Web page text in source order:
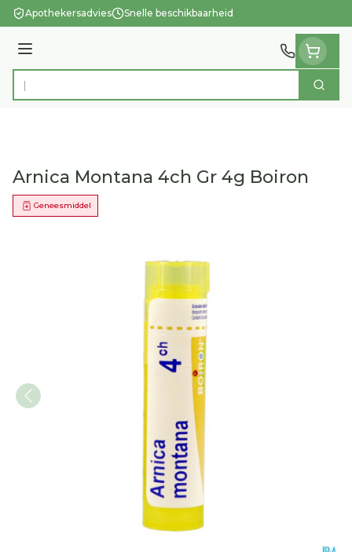
Ga naar de inhoud
Apothekersadvies Snelle beschikbaarheid
Menu
Product, merk, categorie... Zoek
Arnica Montana 4ch Gr 4g Boiron
Geneesmiddel